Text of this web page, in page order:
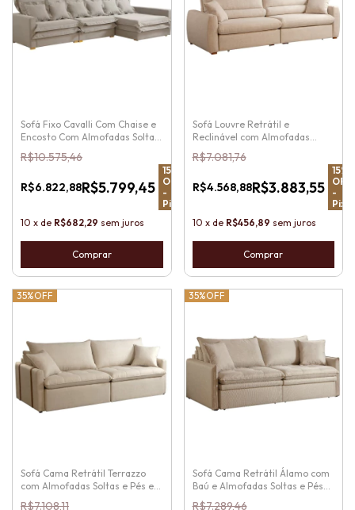
Sofá Fixo Cavalli Com Chaise e
Encosto Com Almofadas Soltas
e Pés em Madeira
R$10.575,46
R$6.822,88R$5.799,45
15
OFF
-
Pix
10 x de R$682,29 sem juros
Comprar
Sofá Louvre Retrátil e
Reclinável com Almofadas
Soltas e Pés em Madeira
R$7.081,76
R$4.568,88R$3.883,55
15%
OFF
-
Pix
10 x de R$456,89 sem juros
Comprar
35%OFF
Sofá Cama Retrátil Terrazzo
com Almofadas Soltas e Pés em
Madeira
R$7.108,11
35%OFF
Sofá Cama Retrátil Álamo com
Baú e Almofadas Soltas e Pés
em Madeira
R$7.289,46